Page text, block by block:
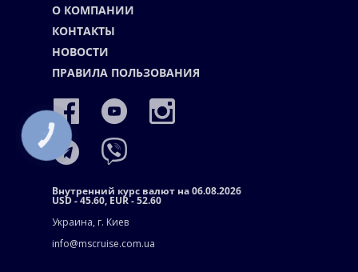
О КОМПАНИИ
КОНТАКТЫ
НОВОСТИ
ПРАВИЛА ПОЛЬЗОВАНИЯ
Внутренний курс валют на 06.08.2026
USD - 45.60, EUR - 52.60
Украина, г. Киев
info@mscruise.com.ua
КНОПКА
СВЯЗИ